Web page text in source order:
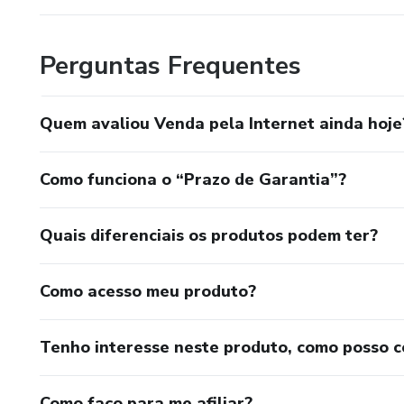
Perguntas Frequentes
Quem avaliou Venda pela Internet ainda
Como funciona o “Prazo de Garantia”?
Quais diferenciais os produtos podem ter?
Como acesso meu produto?
Tenho interesse neste produto, como posso